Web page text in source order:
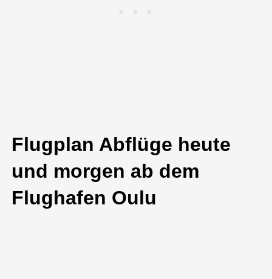
Flugplan Abflüge heute
und morgen ab dem
Flughafen Oulu